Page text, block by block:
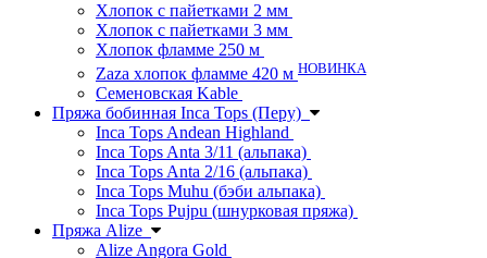
Хлопок с пайетками 2 мм
Хлопок с пайетками 3 мм
Хлопок фламме 250 м
Zaza хлопок фламме 420 м НОВИНКА
Семеновская Kable
Пряжа бобинная Inca Tops (Перу)
Inca Tops Andean Highland
Inca Tops Anta 3/11 (альпака)
Inca Tops Anta 2/16 (альпака)
Inca Tops Muhu (бэби альпака)
Inca Tops Pujpu (шнурковая пряжа)
Пряжа Alize
Alize Angora Gold